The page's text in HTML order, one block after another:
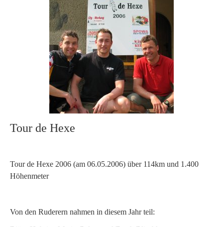
Tour de Hexe
Tour de Hexe 2006 (am 06.05.2006) über 114km und 1.400
Höhenmeter
Von den Ruderern nahmen in diesem Jahr teil: